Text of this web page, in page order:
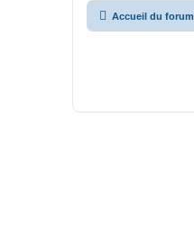
Accueil du forum